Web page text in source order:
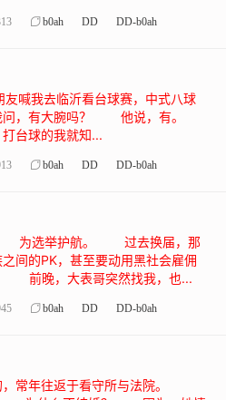
b0ah DD DD-b0ah
我去临沂看台球赛，中式八球
，有大腕吗？ 他说，有。
台球的我就知...
b0ah DD DD-b0ah
为选举护航。 过去换届，那
间的PK，甚至要动用黑社会雇佣
前晚，大表哥突然找我，也...
b0ah DD DD-b0ah
常年往返于看守所与法院。